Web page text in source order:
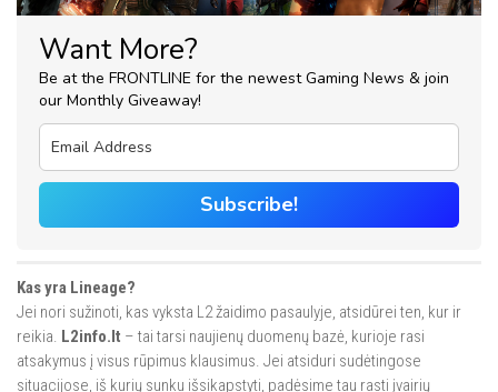
Want More?
Be at the FRONTLINE for the newest Gaming News & join
our Monthly Giveaway!
Subscribe!
Kas yra Lineage?
Jei nori sužinoti, kas vyksta L2 žaidimo pasaulyje, atsidūrei ten, kur ir
reikia. L2info.lt – tai tarsi naujienų duomenų bazė, kurioje rasi
atsakymus į visus rūpimus klausimus. Jei atsiduri sudėtingose
situacijose, iš kurių sunku išsikapstyti, padėsime tau rasti įvairių